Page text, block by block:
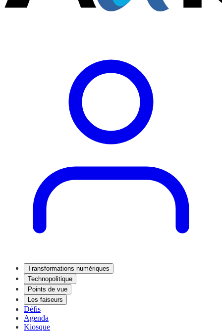
Transformations numériques
Technopolitique
Points de vue
Les faiseurs
Défis
Agenda
Kiosque